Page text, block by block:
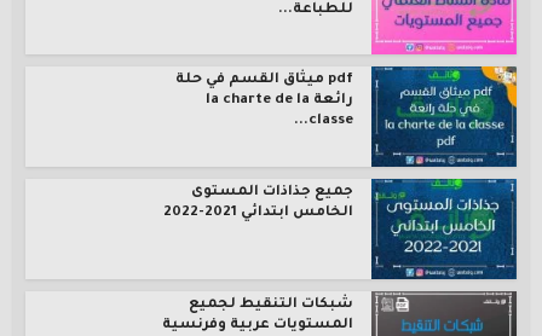
للطباعة...
pdf ميثاق القسم في حلة
رائعة la charte de la
classe...
جميع جذاذات المستوى
الخامس ابتدائي 2021-2022
شبكات التنقيط لجميع
المستويات عربية وفرنسية